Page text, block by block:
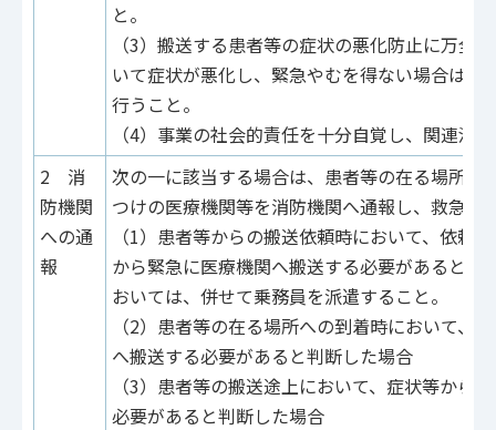
と。
（3）搬送する患者等の症状の悪化防止に万全
いて症状が悪化し、緊急やむを得ない場合は必
行うこと。
（4）事業の社会的責任を十分自覚し、関連法
2 消
防機関
への通
報
次の一に該当する場合は、患者等の在る場所、
つけの医療機関等を消防機関へ通報し、救急隊
（1）患者等からの搬送依頼時において、依頼
から緊急に医療機関へ搬送する必要があると判
おいては、併せて乗務員を派遣すること。
（2）患者等の在る場所への到着時において、
へ搬送する必要があると判断した場合
（3）患者等の搬送途上において、症状等から
必要があると判断した場合